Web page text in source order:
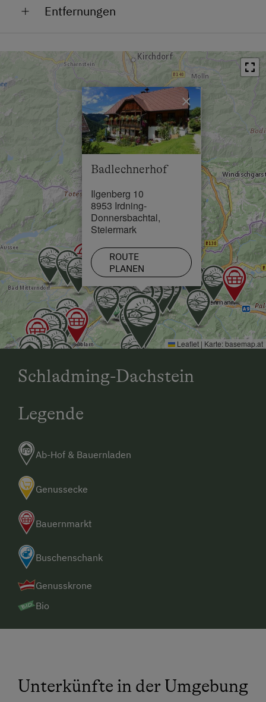
Lage im Grünen
Entfernungen
Bushaltestelle in 0.3 km
Ortszentrum in 3 km
Restaurant in 3 km
Schwimmbad in 20 km
See / Teich in 3 km
Skilift in 9 km
Loipe in 3 km
Badlechnerhof
Ilgenberg 10
8953 Irdning-
Donnersbachtal,
Steiermark
ROUTE
PLANEN
×
Leaflet | Karte:basemap.at
Schladming-Dachstein
Legende
Ab-Hof & Bauernladen
Genussecke
Bauernmarkt
Buschenschank
Genusskrone
Bio
Unterkünfte in der Umgebung